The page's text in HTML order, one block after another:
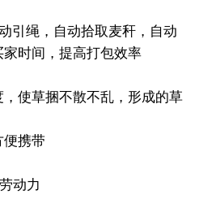
引绳，自动拾取麦秆，自动
时间，提高打包效率
使草捆不散不乱，形成的草
携带
动力